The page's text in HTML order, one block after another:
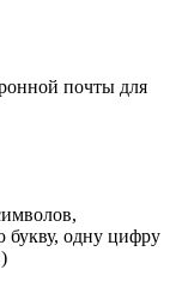
почты для
букву, одну цифру